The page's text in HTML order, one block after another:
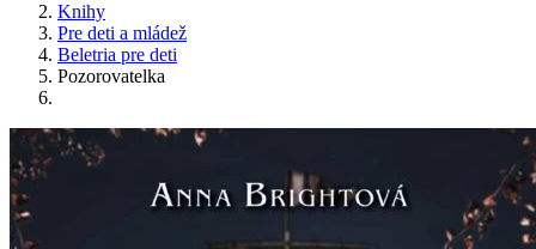
Knihy
Pre deti a mládež
Beletria pre deti
Pozorovatelka